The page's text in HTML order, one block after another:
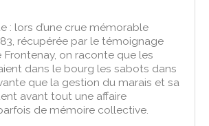
: lors d’une crue mémorable
récupérée par le témoignage
Frontenay, on raconte que les
dans le bourg les sabots dans
que la gestion du marais et sa
avant tout une affaire
de mémoire collective.